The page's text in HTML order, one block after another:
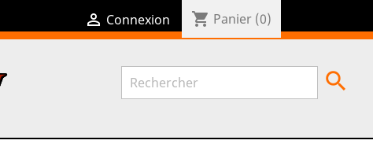
 Connexion shopping_cart Panier (0)
